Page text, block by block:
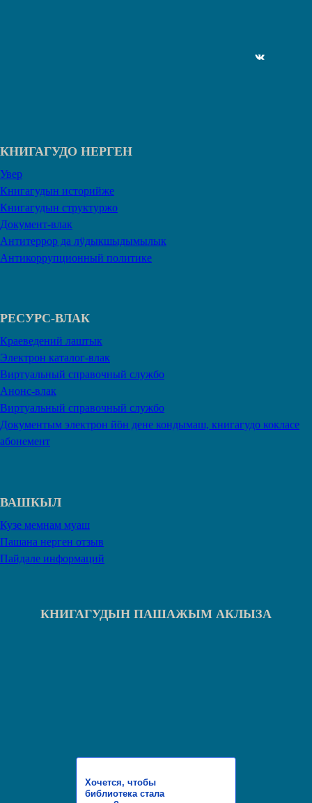
ВКонтакте
КНИГАГУДО НЕРГЕН
Увер
Книгагудын историйже
Книгагудын структуржо
Документ-влак
Антитеррор да лӱдыкшыдымылык
Антикоррупционный политике
РЕСУРС-ВЛАК
Краеведений лаштык
Электрон каталог-влак
Виртуальный справочный службо
Анонс-влак
Виртуальный справочный службо
Документым электрон йӧн дене кондымаш, книгагудо кокласе
абонемент
ВАШКЫЛ
Кузе мемнам муаш
Пашана нерген отзыв
Пайдале информаций
КНИГАГУДЫН ПАШАЖЫМ АКЛЫЗА
Хочется, чтобы
библиотека стала